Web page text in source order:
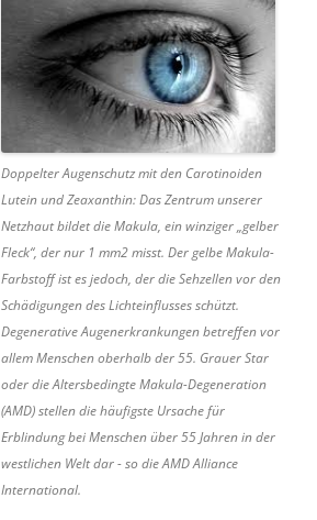
Doppelter Augenschutz mit den Carotinoiden
Lutein und Zeaxanthin: Das Zentrum unserer
Netzhaut bildet die Makula, ein winziger „gelber
Fleck“, der nur 1 mm2 misst. Der gelbe Makula-
Farbstoff ist es jedoch, der die Sehzellen vor den
Schädigungen des Lichteinflusses schützt.
Degenerative Augenerkrankungen betreffen vor
allem Menschen oberhalb der 55. Grauer Star
oder die Altersbedingte Makula-Degeneration
(AMD) stellen die häufigste Ursache für
Erblindung bei Menschen über 55 Jahren in der
westlichen Welt dar - so die AMD Alliance
International.